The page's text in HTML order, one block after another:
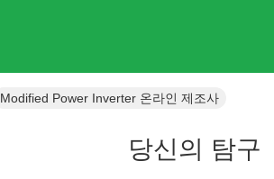
Modified Power Inverter 온라인 제조사
당신의 탐구